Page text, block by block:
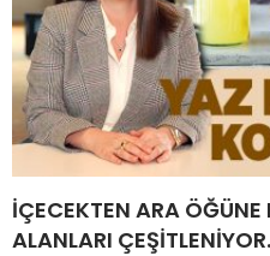
İÇECEKTEN ARA ÖĞÜNE
ALANLARI